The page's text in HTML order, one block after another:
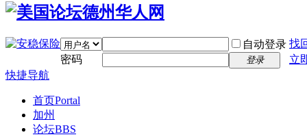
自动登录 找
密码
登录
立
快捷导航
首页Portal
加州
论坛BBS